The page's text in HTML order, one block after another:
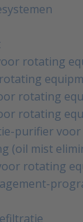
rotating
rotating
rotating
purifier voor
(oil mist
rotating